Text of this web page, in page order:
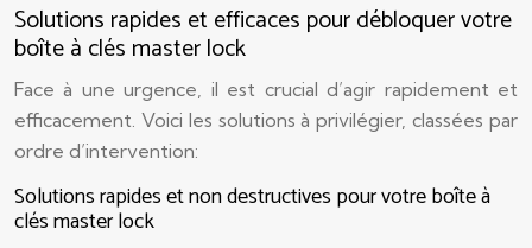
Solutions rapides et efficaces pour débloquer votre
boîte à clés master lock
Face à une urgence, il est crucial d’agir rapidement et
efficacement. Voici les solutions à privilégier, classées par
ordre d’intervention:
Solutions rapides et non destructives pour votre boîte à
clés master lock